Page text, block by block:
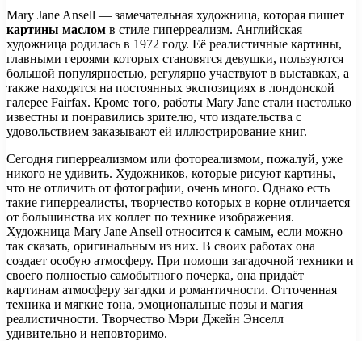
Mary Jane Ansell — замечательная художница, которая пишет
картины маслом в стиле гиперреализм. Английская
художница родилась в 1972 году. Её реалистичные картины,
главными героями которых становятся девушки, пользуются
большой популярностью, регулярно участвуют в выставках, а
также находятся на постоянных экспозициях в лондонской
галерее Fairfax. Кроме того, работы Mary Jane стали настолько
известны и понравились зрителю, что издательства с
удовольствием заказывают ей иллюстрирование книг.
Сегодня гиперреализмом или фотореализмом, пожалуй, уже
никого не удивить. Художников, которые рисуют картины,
что не отличить от фотографии, очень много. Однако есть
такие гиперреалисты, творчество которых в корне отличается
от большинства их коллег по технике изображения.
Художница Mary Jane Ansell относится к самым, если можно
так сказать, оригинальным из них. В своих работах она
создает особую атмосферу. При помощи загадочной техники и
своего полностью самобытного почерка, она придаёт
картинам атмосферу загадки и романтичности. Отточенная
техника и мягкие тона, эмоциональные позы и магия
реалистичности. Творчество Мэри Джейн Энселл
удивительно и неповторимо.